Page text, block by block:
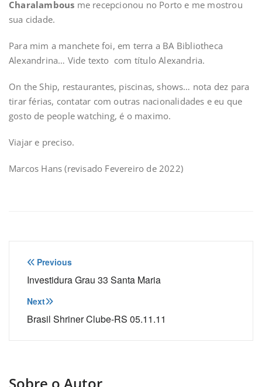
Charalambous me recepcionou no Porto e me mostrou
sua cidade.
Para mim a manchete foi, em terra a BA Bibliotheca
Alexandrina… Vide texto com título Alexandria.
On the Ship, restaurantes, piscinas, shows… nota dez para
tirar férias, contatar com outras nacionalidades e eu que
gosto de people watching, é o maximo.
Viajar e preciso.
Marcos Hans (revisado Fevereiro de 2022)
Navegação
de
Post
Previous
Investidura Grau 33 Santa Maria
Next
Brasil Shriner Clube-RS 05.11.11